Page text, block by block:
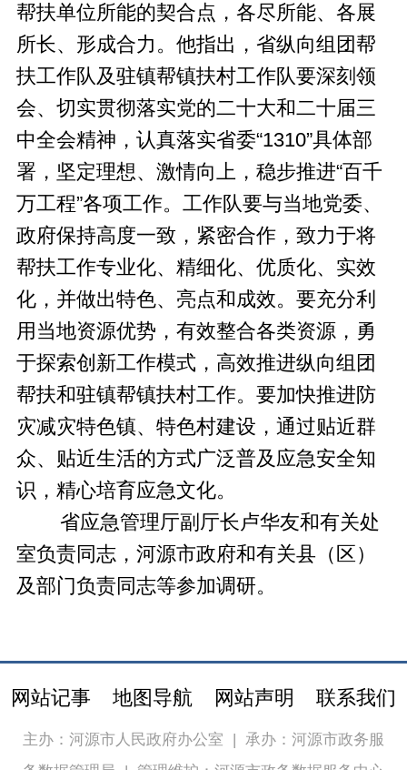
帮扶单位所能的契合点，各尽所能、各展
所长、形成合力。他指出，省纵向组团帮
扶工作队及驻镇帮镇扶村工作队要深刻领
会、切实贯彻落实党的二十大和二十届三
中全会精神，认真落实省委“1310”具体部
署，坚定理想、激情向上，稳步推进“百千
万工程”各项工作。工作队要与当地党委、
政府保持高度一致，紧密合作，致力于将
帮扶工作专业化、精细化、优质化、实效
化，并做出特色、亮点和成效。要充分利
用当地资源优势，有效整合各类资源，勇
于探索创新工作模式，高效推进纵向组团
帮扶和驻镇帮镇扶村工作。要加快推进防
灾减灾特色镇、特色村建设，通过贴近群
众、贴近生活的方式广泛普及应急安全知
识，精心培育应急文化。
省应急管理厅副厅长卢华友和有关处
室负责同志，河源市政府和有关县（区）
及部门负责同志等参加调研。
网站记事 地图导航 网站声明 联系我们
主办：河源市人民政府办公室 | 承办：河源市政务服